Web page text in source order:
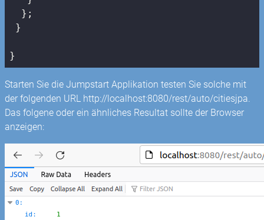
  };
}
}
Starten Sie die Jumpstart Applikation testen Sie solche mit
der folgenden URL http://localhost:8080/rest/auto/citiesjpa.
Das folgene oder ein ähnliches Resultat sollte der Browser
anzeigen: